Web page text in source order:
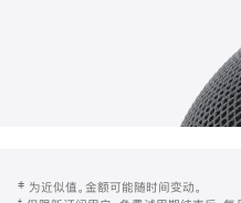
注
‡ 为近似值。金额可能随时间变动。